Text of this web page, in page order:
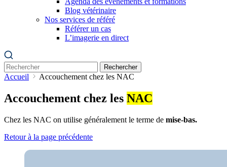
Blog vétérinaire
Nos services de référé
Référer un cas
L’imagerie en direct
Rechercher
Accueil Accouchement chez les NAC
Accouchement chez les NAC
Chez les NAC on utilise généralement le terme de mise-bas.
Retour à la page précédente